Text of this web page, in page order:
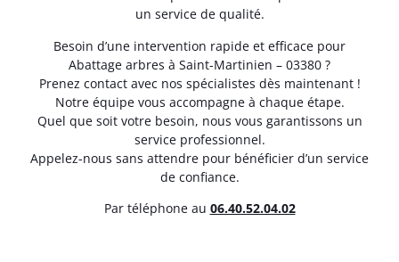
un service de qualité.
Besoin d’une intervention rapide et efficace pour
Abattage arbres à Saint-Martinien – 03380 ?
Prenez contact avec nos spécialistes dès maintenant !
Notre équipe vous accompagne à chaque étape.
Quel que soit votre besoin, nous vous garantissons un
service professionnel.
Appelez-nous sans attendre pour bénéficier d’un service
de confiance.
Par téléphone au 06.40.52.04.02